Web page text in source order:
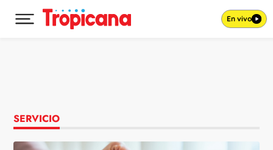
Desplegar menú principal En vivo
SERVICIO